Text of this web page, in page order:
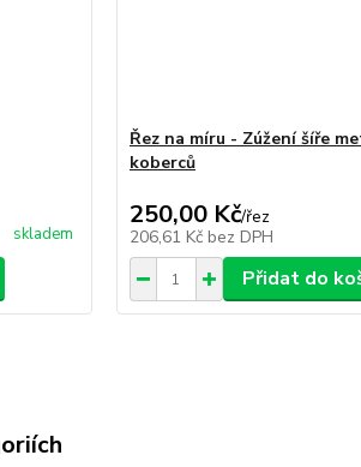
skladem
Řez na míru - Zúžení šíře
koberců
250,00 Kč/řez
206,61 Kč bez DPH
Přidat do